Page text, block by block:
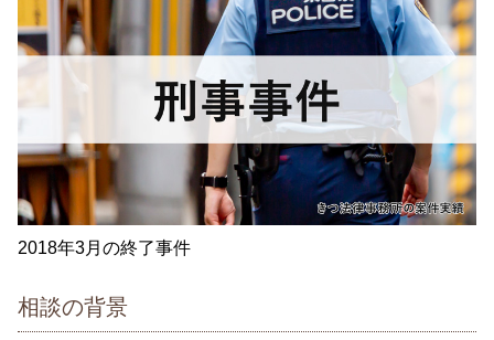
2018年3月の終了事件
相談の背景